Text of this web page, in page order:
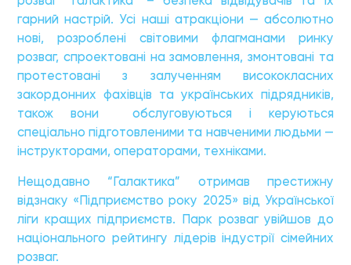
гарний настрій. Усі наші атракціони — абсолютно
нові, розроблені світовими флагманами ринку
розваг, спроектовані на замовлення, змонтовані та
протестовані з залученням висококласних
закордонних фахівців та українських підрядників,
також вони обслуговуються і керуються
спеціально підготовленими та навченими людьми —
інструкторами, операторами, техніками.
Нещодавно “Галактика” отримав престижну
відзнаку «Підприємство року 2025» від Української
ліги кращих підприємств. Парк розваг увійшов до
національного рейтингу лідерів індустрії сімейних
розваг.